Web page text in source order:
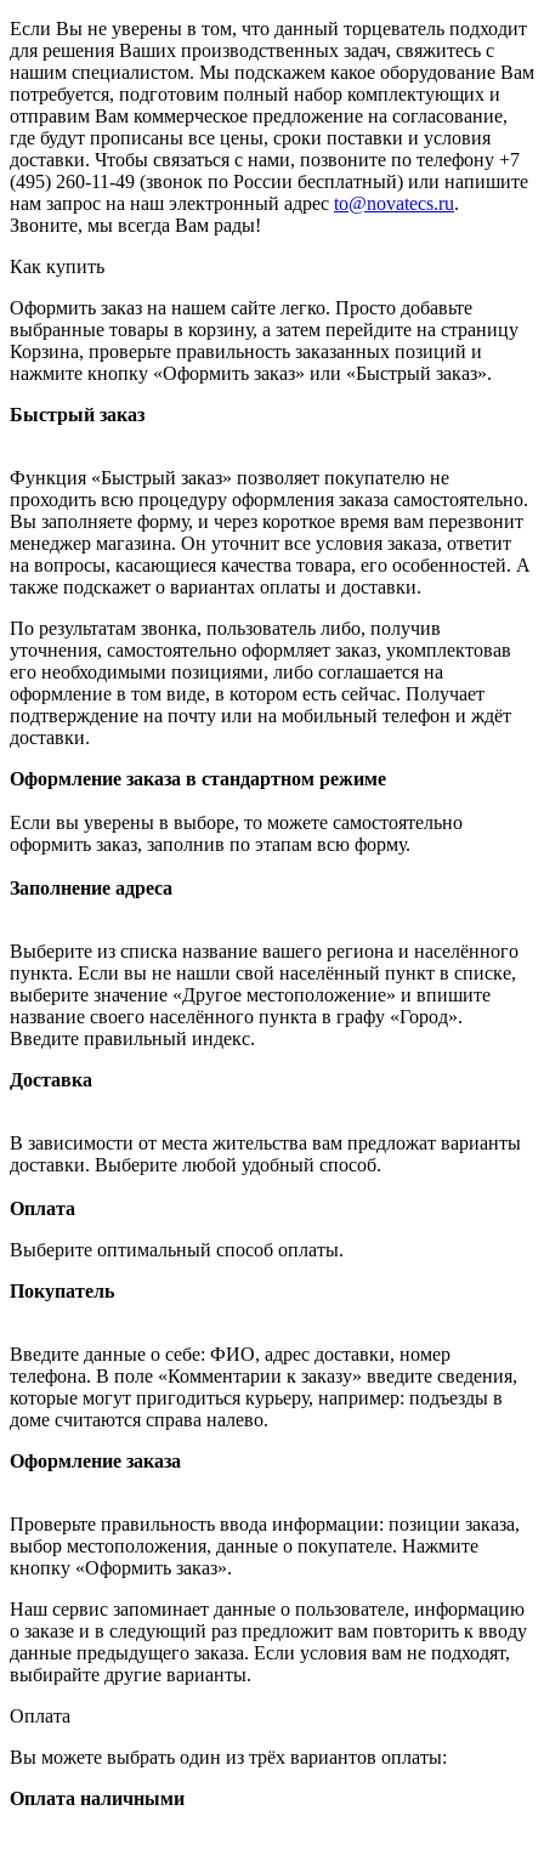
Если Вы не уверены в том, что данный торцеватель подходит
для решения Ваших производственных задач, свяжитесь с
нашим специалистом. Мы подскажем какое оборудование Вам
потребуется, подготовим полный набор комплектующих и
отправим Вам коммерческое предложение на согласование,
где будут прописаны все цены, сроки поставки и условия
доставки. Чтобы связаться с нами, позвоните по телефону +7
(495) 260-11-49 (звонок по России бесплатный) или напишите
нам запрос на наш электронный адрес to@novatecs.ru.
Звоните, мы всегда Вам рады!
Как купить
Оформить заказ на нашем сайте легко. Просто добавьте
выбранные товары в корзину, а затем перейдите на страницу
Корзина, проверьте правильность заказанных позиций и
нажмите кнопку «Оформить заказ» или «Быстрый заказ».
Быстрый заказ
Функция «Быстрый заказ» позволяет покупателю не
проходить всю процедуру оформления заказа самостоятельно.
Вы заполняете форму, и через короткое время вам перезвонит
менеджер магазина. Он уточнит все условия заказа, ответит
на вопросы, касающиеся качества товара, его особенностей. А
также подскажет о вариантах оплаты и доставки.
По результатам звонка, пользователь либо, получив
уточнения, самостоятельно оформляет заказ, укомплектовав
его необходимыми позициями, либо соглашается на
оформление в том виде, в котором есть сейчас. Получает
подтверждение на почту или на мобильный телефон и ждёт
доставки.
Оформление заказа в стандартном режиме
Если вы уверены в выборе, то можете самостоятельно
оформить заказ, заполнив по этапам всю форму.
Заполнение адреса
Выберите из списка название вашего региона и населённого
пункта. Если вы не нашли свой населённый пункт в списке,
выберите значение «Другое местоположение» и впишите
название своего населённого пункта в графу «Город».
Введите правильный индекс.
Доставка
В зависимости от места жительства вам предложат варианты
доставки. Выберите любой удобный способ.
Оплата
Выберите оптимальный способ оплаты.
Покупатель
Введите данные о себе: ФИО, адрес доставки, номер
телефона. В поле «Комментарии к заказу» введите сведения,
которые могут пригодиться курьеру, например: подъезды в
доме считаются справа налево.
Оформление заказа
Проверьте правильность ввода информации: позиции заказа,
выбор местоположения, данные о покупателе. Нажмите
кнопку «Оформить заказ».
Наш сервис запоминает данные о пользователе, информацию
о заказе и в следующий раз предложит вам повторить к вводу
данные предыдущего заказа. Если условия вам не подходят,
выбирайте другие варианты.
Оплата
Вы можете выбрать один из трёх вариантов оплаты:
Оплата наличными